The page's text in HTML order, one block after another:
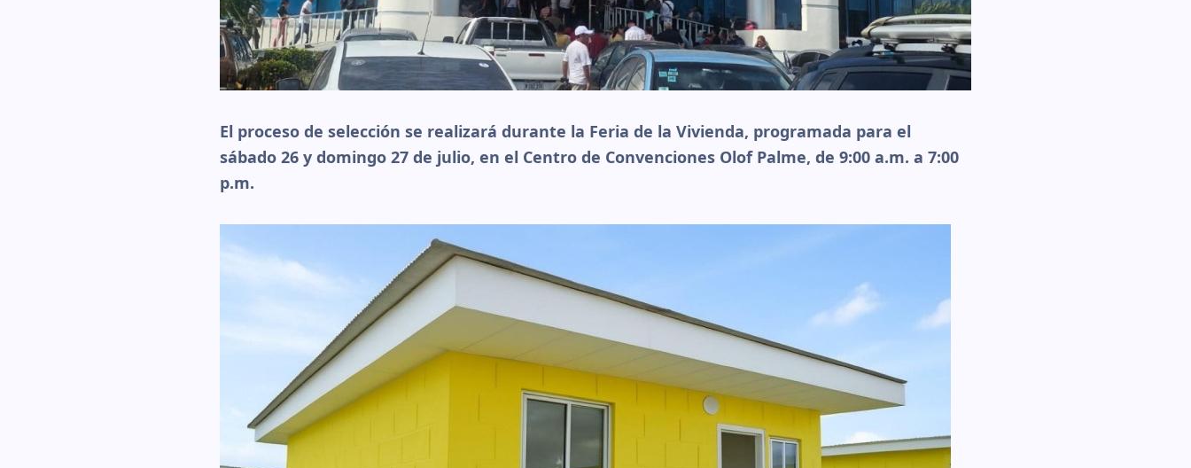
El proceso de selección se realizará durante la Feria de la Vivienda, programada para el
sábado 26 y domingo 27 de julio, en el Centro de Convenciones Olof Palme, de 9:00 a.m. a 7:00
p.m.